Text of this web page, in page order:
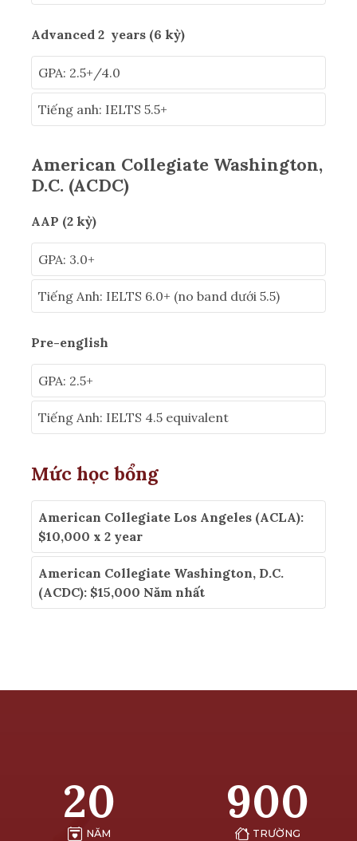
Advanced 2 years (6 kỳ)
GPA: 2.5+/4.0
Tiếng anh: IELTS 5.5+
American Collegiate Washington,
D.C. (ACDC)
AAP (2 kỳ)
GPA: 3.0+
Tiếng Anh: IELTS 6.0+ (no band dưới 5.5)
Pre-english
GPA: 2.5+
Tiếng Anh: IELTS 4.5 equivalent
Mức học bổng
American Collegiate Los Angeles (ACLA):
$10,000 x 2 year
American Collegiate Washington, D.C.
(ACDC): $15,000 Năm nhất
20
NĂM
900
TRƯỜNG